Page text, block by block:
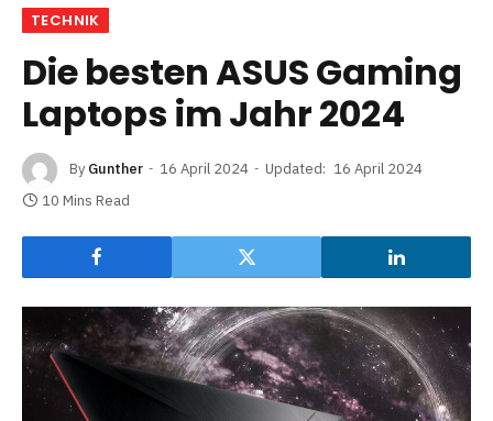
TECHNIK
Die besten ASUS Gaming
Laptops im Jahr 2024
By Gunther 16 April 2024 Updated: 16 April 2024
10 Mins Read